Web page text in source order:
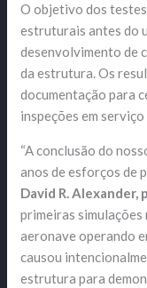
O objetivo dos
estruturais antes do
desenvolvimento de
da estrutura. Os
documentação para
inspeções em
“A conclusão do
anos de esforços de
David R. Alexander,
primeiras
aeronave operando
causou
estrutura para